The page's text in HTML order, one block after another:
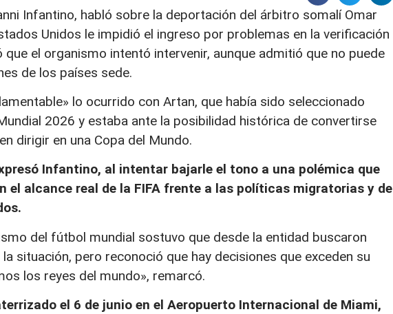
Infantino, habló sobre la deportación del árbitro somalí Omar
Unidos le impidió el ingreso por problemas en la verificación
que el organismo intentó intervenir, aunque admitió que no puede
de los países sede.
lo ocurrido con Artan, que había sido seleccionado
2026 y estaba ante la posibilidad histórica de convertirse
dirigir en una Copa del Mundo.
Infantino, al intentar bajarle el tono a una polémica que
el alcance real de la FIFA frente a las políticas migratorias y de
del fútbol mundial sostuvo que desde la entidad buscaron
situación, pero reconoció que hay decisiones que exceden su
los reyes del mundo», remarcó.
el 6 de junio en el Aeropuerto Internacional de Miami,